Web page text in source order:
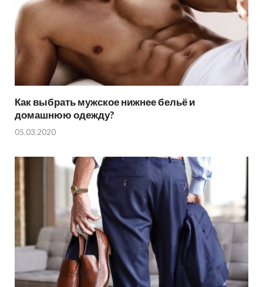
Как выбрать мужское нижнее бельё и
домашнюю одежду?
05.03.2020